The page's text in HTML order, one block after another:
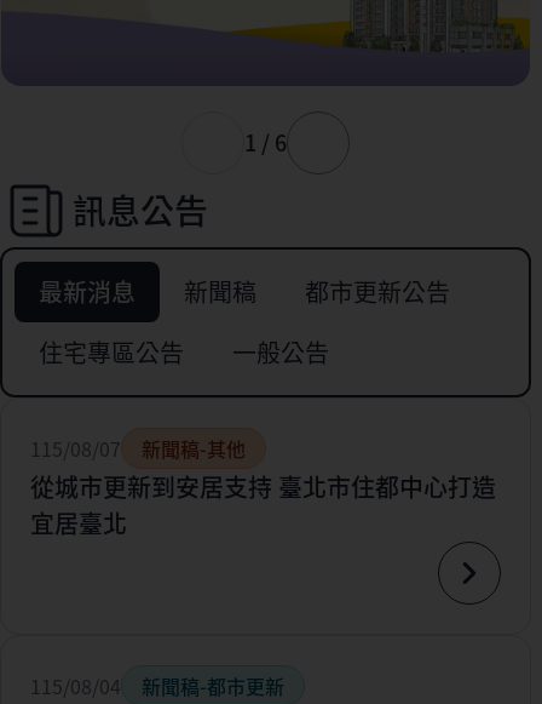
1 / 6
訊息公告
最新消息 新聞稿
都市更新公告
住宅專區公告
一般公告
115/08/07 新聞稿-其他
從城市更新到安居支持 臺北市住都中心打造
宜居臺北
115/08/04 新聞稿-都市更新